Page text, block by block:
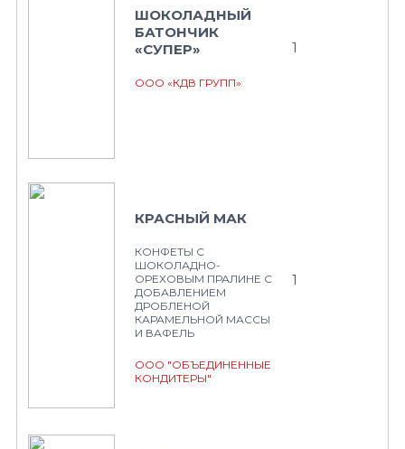
ШОКОЛАДНЫЙ
БАТОНЧИК
«СУПЕР»
ООО «КДВ ГРУПП»
1
КРАСНЫЙ МАК
КОНФЕТЫ С
ШОКОЛАДНО-
ОРЕХОВЫМ ПРАЛИНЕ С
ДОБАВЛЕНИЕМ
ДРОБЛЕНОЙ
КАРАМЕЛЬНОЙ МАССЫ
И ВАФЕЛЬ
ООО "ОБЪЕДИНЕННЫЕ
КОНДИТЕРЫ"
1